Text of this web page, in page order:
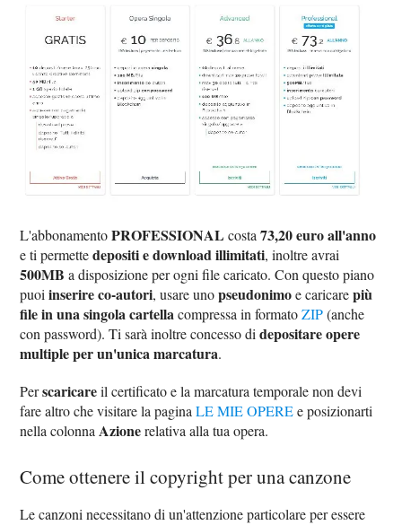
L'abbonamentoPROFESSIONAL costa73,20 euro all'anno
e ti permettedepositi e download illimitati, inoltre avrai
500MB a disposizione per ogni file caricato. Con questo piano
puoiinserire co-autori, usare unopseudonimoe caricarepiù
file in una singola cartellacompressa in formatoZIP(anche
con password). Ti sarà inoltre concesso didepositare opere
multiple per un'unica marcatura.
Perscaricareil certificato e la marcatura temporale non devi
fare altro che visitare la paginaLE MIE OPEREe posizionarti
nella colonnaAzionerelativa alla tua opera.
Come ottenere il copyright per una canzone
Le canzoni necessitano di un'attenzione particolare per essere